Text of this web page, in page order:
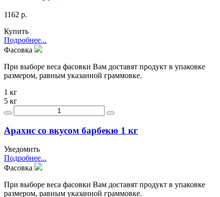
1162 р.
Купить
Подробнее...
Фасовка
При выборе веса фасовки Вам доставят продукт в упаковке
размером, равным указанной граммовке.
1 кг
5 кг
Арахис со вкусом барбекю 1 кг
Уведомить
Подробнее...
Фасовка
При выборе веса фасовки Вам доставят продукт в упаковке
размером, равным указанной граммовке.